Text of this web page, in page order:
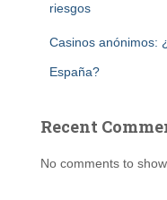
riesgos
Casinos anónimos:
España?
Recent
No comments to show.